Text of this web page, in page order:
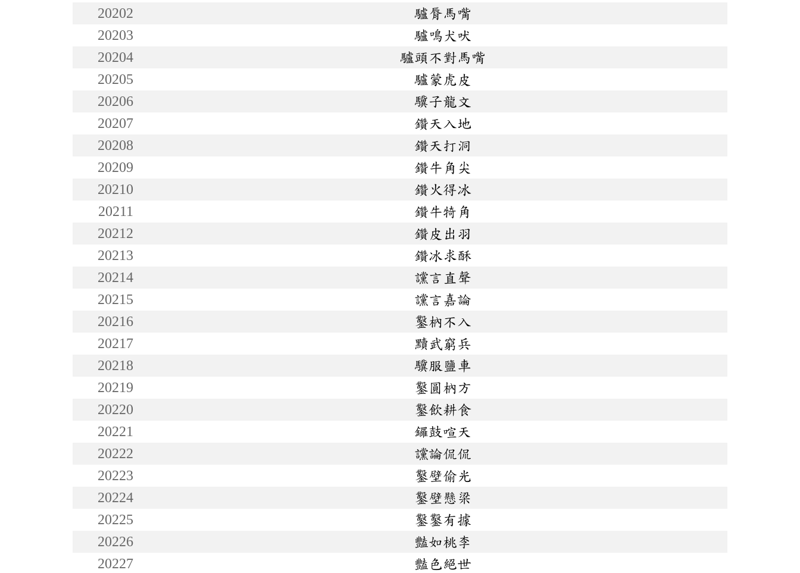
20202
驢脣馬嘴
20203
驢鳴犬吠
20204
驢頭不對馬嘴
20205
驢蒙虎皮
20206
驥子龍文
20207
鑽天入地
20208
鑽天打洞
20209
鑽牛角尖
20210
鑽火得冰
20211
鑽牛犄角
20212
鑽皮出羽
20213
鑽冰求酥
20214
讜言直聲
20215
讜言嘉論
20216
鑿枘不入
20217
黷武窮兵
20218
驥服鹽車
20219
鑿圓枘方
20220
鑿飲耕食
20221
鑼鼓喧天
20222
讜論侃侃
20223
鑿壁偷光
20224
鑿壁懸梁
20225
鑿鑿有據
20226
豔如桃李
20227
豔色絕世